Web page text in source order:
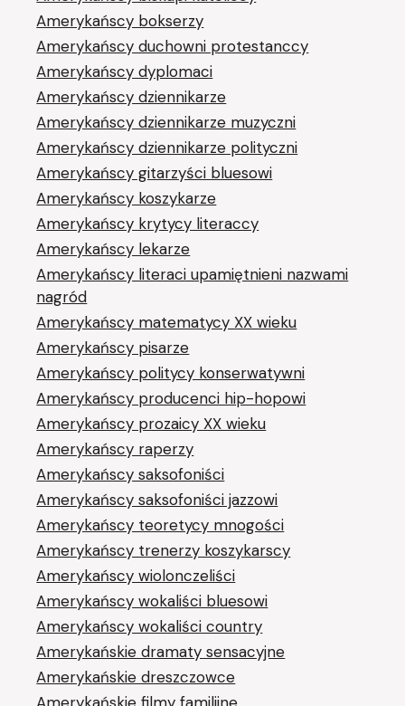
Amerykańscy bokserzy
Amerykańscy duchowni protestanccy
Amerykańscy dyplomaci
Amerykańscy dziennikarze
Amerykańscy dziennikarze muzyczni
Amerykańscy dziennikarze polityczni
Amerykańscy gitarzyści bluesowi
Amerykańscy koszykarze
Amerykańscy krytycy literaccy
Amerykańscy lekarze
Amerykańscy literaci upamiętnieni nazwami
nagród
Amerykańscy matematycy XX wieku
Amerykańscy pisarze
Amerykańscy politycy konserwatywni
Amerykańscy producenci hip-hopowi
Amerykańscy prozaicy XX wieku
Amerykańscy raperzy
Amerykańscy saksofoniści
Amerykańscy saksofoniści jazzowi
Amerykańscy teoretycy mnogości
Amerykańscy trenerzy koszykarscy
Amerykańscy wiolonczeliści
Amerykańscy wokaliści bluesowi
Amerykańscy wokaliści country
Amerykańskie dramaty sensacyjne
Amerykańskie dreszczowce